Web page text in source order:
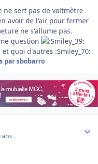
ne sert pas de voltmètre
avoir de l'air pour fermer
ne s'allume pas.
question
quoi d'autres :Smiley_70:
par sbobarro
ans